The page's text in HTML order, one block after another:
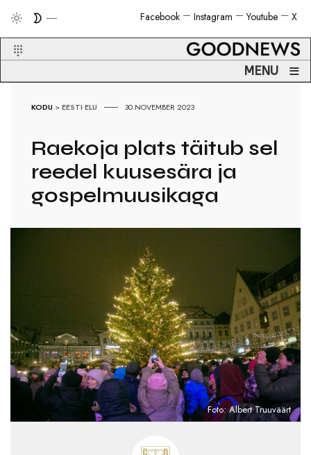
X
Youtube
Instagram
Facebook
MENU ≡
KODU >EESTI ELU 30.NOVEMBER 2023
Raekoja plats täitub sel
reedel kuusesära ja
gospelmuusikaga
Foto: Albert Truuväärt